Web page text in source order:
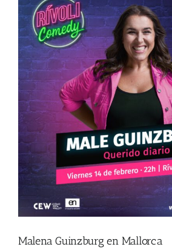
imagen
más
grande
Malena Guinzburg en Mallorca